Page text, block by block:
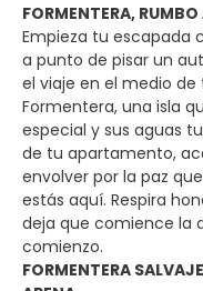
FORMENTERA,
Empieza tu escapada
a punto de pisar un
el viaje en el medio de
Formentera, una isla
especial y sus aguas
de tu apartamento,
envolver por la paz
estás aquí. Respira
deja que comience la
comienzo.
FORMENTERA